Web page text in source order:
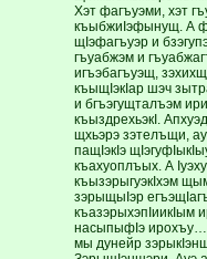
Хэт фагъуэми, хэт
къыбжиIэфынущ. А
щIэфагъуэр и
гъуабжэм и
игъэбагъуэщ,
къыщIэкIар шэч
и бгъэгущталъэм
къыздрехьэкI.
щхьэрэ зэтелъщи,
пащIэкIэ
къахуоплъых. А Iуэху
къызэрыгуэкIхэм
зэрыщыIэр
къазэрыхэпIиикIым
насыпыфIэ
мы дунейр